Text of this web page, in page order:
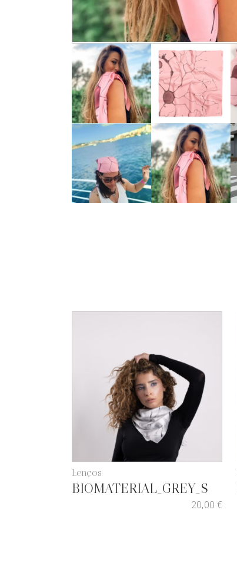
Lenços
BIOMATERIAL_GREY_S
20,00€